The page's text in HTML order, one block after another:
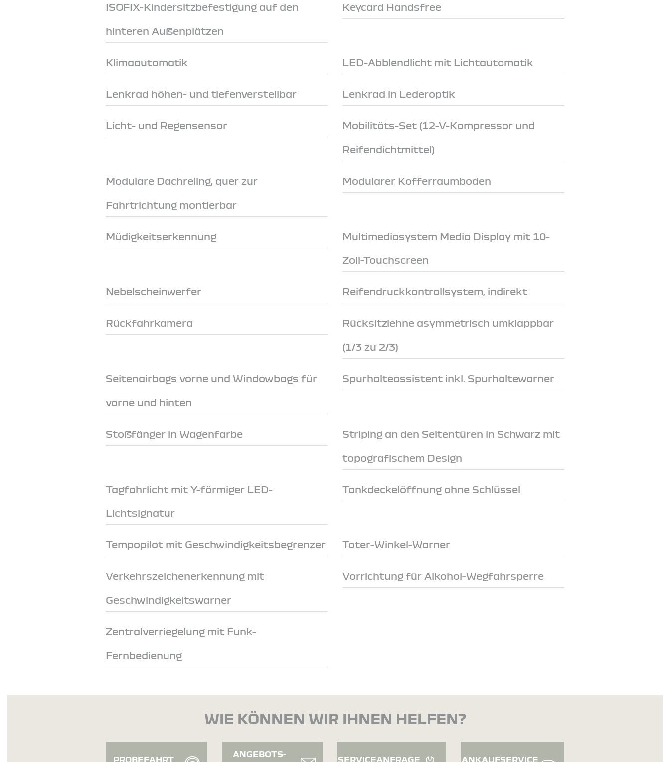
ISOFIX-Kindersitzbefestigung auf den
hinteren Außenplätzen
Keycard Handsfree
Klimaautomatik LED-Abblendlicht mit Lichtautomatik
Lenkrad höhen- und tiefenverstellbar Lenkrad in Lederoptik
Licht- und Regensensor Mobilitäts-Set (12-V-Kompressor und
Reifendichtmittel)
Modulare Dachreling, quer zur
Fahrtrichtung montierbar
Modularer Kofferraumboden
Müdigkeitserkennung Multimediasystem Media Display mit 10-
Zoll-Touchscreen
Nebelscheinwerfer Reifendruckkontrollsystem, indirekt
Rückfahrkamera Rücksitzlehne asymmetrisch umklappbar
(1/3 zu 2/3)
Seitenairbags vorne und Windowbags für
vorne und hinten
Spurhalteassistent inkl. Spurhaltewarner
Stoßfänger in Wagenfarbe Striping an den Seitentüren in Schwarz mit
topografischem Design
Tagfahrlicht mit Y-förmiger LED-
Lichtsignatur
Tankdeckelöffnung ohne Schlüssel
Tempopilot mit Geschwindigkeitsbegrenzer Toter-Winkel-Warner
Verkehrszeichenerkennung mit
Geschwindigkeitswarner
Vorrichtung für Alkohol-Wegfahrsperre
Zentralverriegelung mit Funk-
Fernbedienung
WIE KÖNNEN WIR IHNEN HELFEN?
PROBEFAHRT
ANGEBOTS-
SERVICEANFRAGE ANKAUFSERVICE